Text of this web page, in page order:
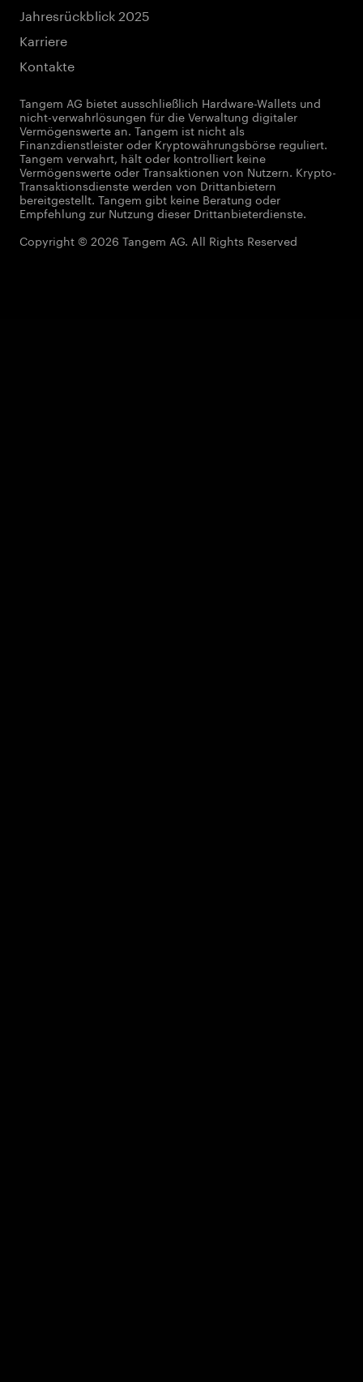
Jahresrückblick 2025
Karriere
Kontakte
Tangem AG bietet ausschließlich Hardware-Wallets und
nicht-verwahrlösungen für die Verwaltung digitaler
Vermögenswerte an. Tangem ist nicht als
Finanzdienstleister oder Kryptowährungsbörse reguliert.
Tangem verwahrt, hält oder kontrolliert keine
Vermögenswerte oder Transaktionen von Nutzern. Krypto-
Transaktionsdienste werden von Drittanbietern
bereitgestellt. Tangem gibt keine Beratung oder
Empfehlung zur Nutzung dieser Drittanbieterdienste.